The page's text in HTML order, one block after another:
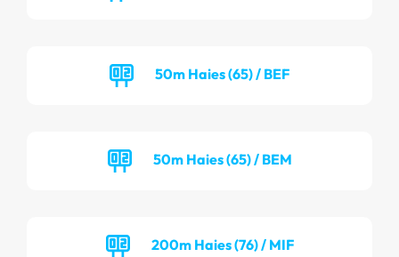
50m Haies (65) / BEF
50m Haies (65) / BEM
200m Haies (76) / MIF